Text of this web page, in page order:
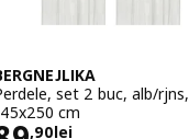
set 2 buc, alb/rjns,
cm
,90lei